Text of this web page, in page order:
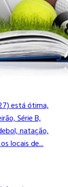
está ótima,
Série B,
natação,
locais de...